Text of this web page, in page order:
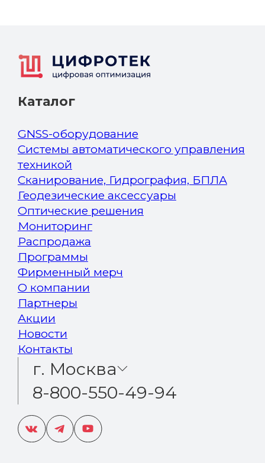
Каталог
GNSS-оборудование
Системы автоматического управления
техникой
Сканирование, Гидрография, БПЛА
Геодезические аксессуары
Оптические решения
Мониторинг
Распродажа
Программы
Фирменный мерч
О компании
Партнеры
Акции
Новости
Контакты
г. Москва
8-800-550-49-94